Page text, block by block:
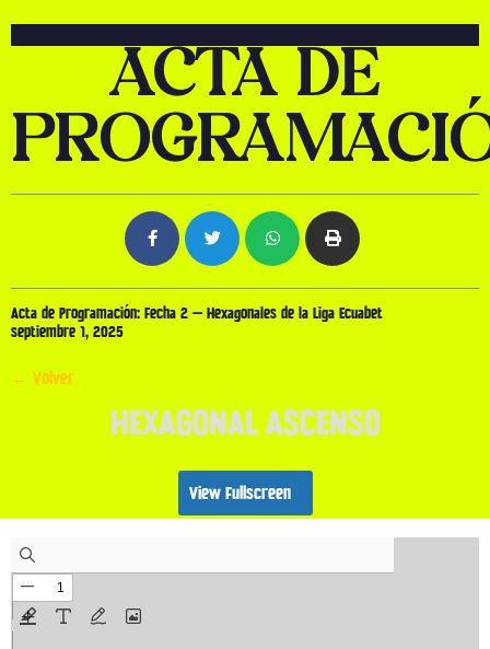
ACTA DE
Acta de Programación: Fecha 2 – Hexagonales de la Liga Ecuabet
septiembre 1, 2025
← Volver
HEXAGONAL ASCENSO
View Fullscreen